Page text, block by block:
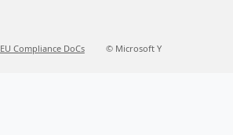
EU Compliance DoCs © Microsoft Y